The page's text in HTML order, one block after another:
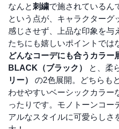
なんと刺繍で施されているん
という点が、キャラクターグ
感じさせず、上品な印象を与
たちにも嬉しいポイントでは
どんなコーデにも合うカラー
BLACK（ブラック）
と、柔
リー）
の2色展開。どちらも
わせやすいベーシックカラー
ったりです。モノトーンコー
アルなスタイルに可愛らしさ